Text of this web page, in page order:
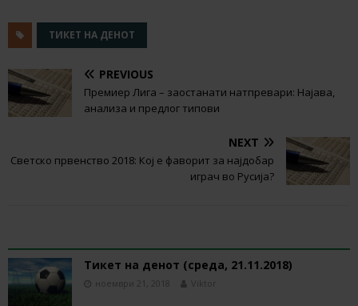
ТИКЕТ НА ДЕНОТ
PREVIOUS
Премиер Лига – заостанати натпревари: Најава,
анализа и предлог типови
NEXT
Светско првенство 2018: Кој е фаворит за најдобар
играч во Русија?
Тикет на денот (среда, 21.11.2018)
ноември 21, 2018 Viktor